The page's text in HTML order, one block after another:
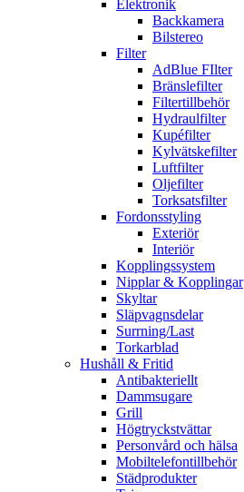
Elektronik
Backkamera
Bilstereo
Filter
AdBlue FIlter
Bränslefilter
Filtertillbehör
Hydraulfilter
Kupéfilter
Kylvätskefilter
Luftfilter
Oljefilter
Torksatsfilter
Fordonsstyling
Exteriör
Interiör
Kopplingssystem
Nipplar & Kopplingar
Skyltar
Släpvagnsdelar
Surrning/Last
Torkarblad
Hushåll & Fritid
Antibakteriellt​
Dammsugare
Grill
Högtryckstvättar
Personvård och hälsa
Mobiltelefontillbehör
Städprodukter